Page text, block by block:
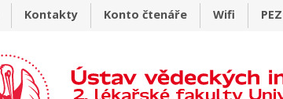
Kontakty Konto čtenáře Wifi PEZ